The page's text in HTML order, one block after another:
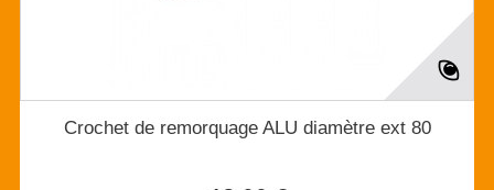
Crochet de remorquage ALU diamètre ext 80